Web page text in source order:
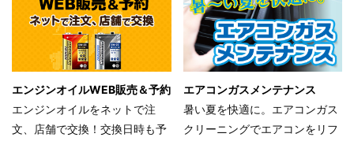
エンジンオイルWEB販売＆予約
エンジンオイルをネットで注
文、店舗で交換！交換日時も予
エアコンガスメンテナンス
暑い夏を快適に。エアコンガス
クリーニングでエアコンをリフ